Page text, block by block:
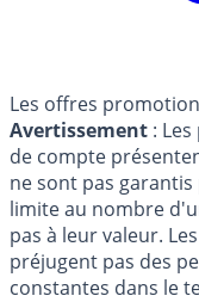
Les offres
Avertissement :
de compte
ne sont pas
limite au nombre
pas à leur valeur.
préjugent pas des
constantes dans le